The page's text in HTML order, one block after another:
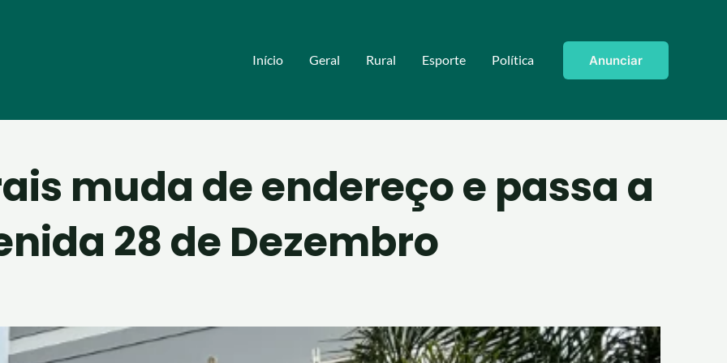
Início Geral Rural Esporte Política Anunciar
muda de endereço e passa a
28 de Dezembro